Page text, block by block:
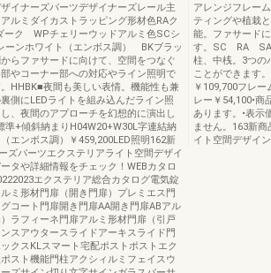
イナーズパーツデザイナーズレール主
ルミダイカストラッピング形材色RAク
ク WPチェリーウッドアルミ色SCシ
ンホワイト（エンボス調） BKブラッ
らファサードに向けて、空間をつなぐ
やコーナー部への対応やライン照明で
HHBK■夜間も美しい表情。機能性も兼
側にLEDライトを組み込んだライン照
、夜間のアプローチを幻想的に演出し
準+傾斜納まりH04W20+W30L字連結納
エンボス調）￥459,200LED照明162新
ズパーツエクステリアライト空間デザイ
タや詳細情報をチェック！WEBカタロ
エクステリア総合カタログ電気錠
ミ形材門扉（開き門扉）プレミエス門
コート門扉開き門扉AA開き門扉ABアル
ラフィーネ門扉アルミ形材門扉（引戸
スアウタースライドアーキスライド門
クスKLスマート宅配ポストポストエク
スト機能門柱アクシィルミフェイスウ
アレンジフレー
ティングや植栽
能。ファサード
す。SC RA SA
柱、中桟。3つの
ことができます
￥109,700フレ
レー￥54,100•商
あります。•表示
ません。163新
イト空間デザイ